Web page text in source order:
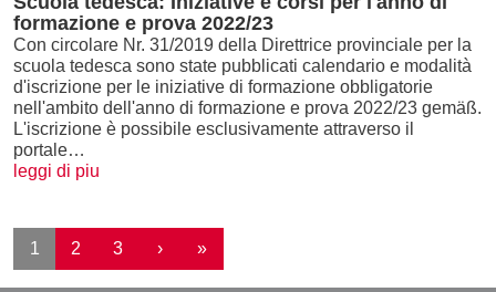
formazione e prova 2022/23
Con circolare Nr. 31/2019 della Direttrice provinciale per la
scuola tedesca sono state pubblicati calendario e modalità
d'iscrizione per le iniziative di formazione obbligatorie
nell'ambito dell'anno di formazione e prova 2022/23 gemäß.
L'iscrizione è possibile esclusivamente attraverso il
portale…
leggi di piu
Paginazione
1 2 3 ›Pagina successiva
»Ultima pagina